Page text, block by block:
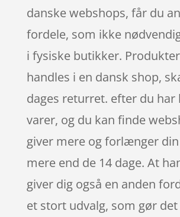
danske webshops, får du
fordele, som ikke
i fysiske butikker.
handles i en dansk shop,
dages returret. efter du har
varer, og du kan finde
giver mere og forlænger
mere end de 14 dage. At
giver dig også en anden
et stort udvalg, som gør